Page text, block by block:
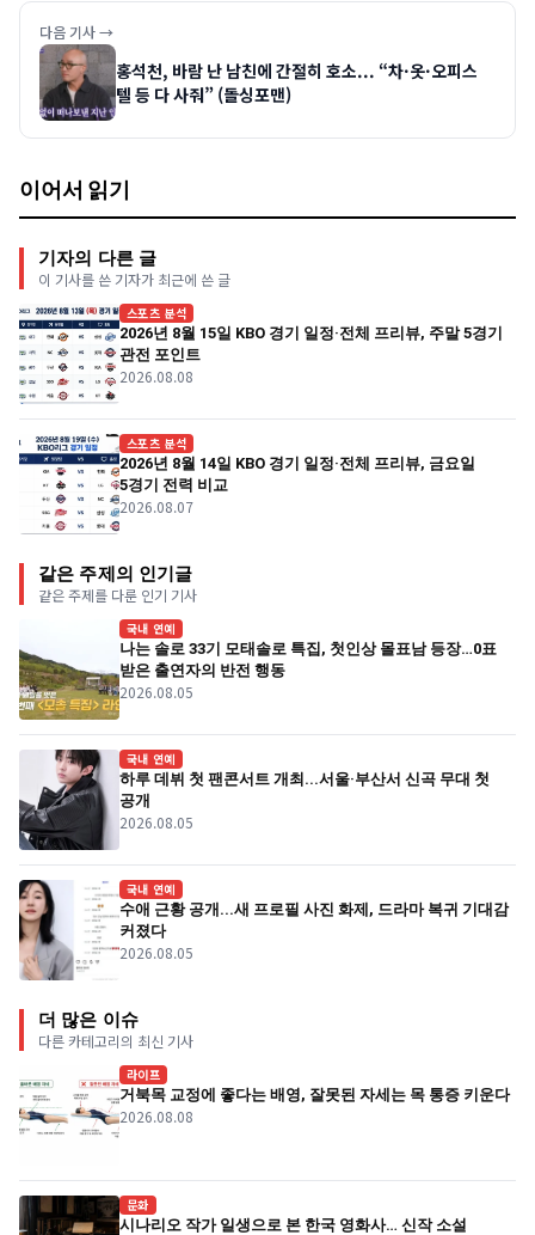
다음 기사 →
홍석천, 바람 난 남친에 간절히 호소... “차·옷·오피스
텔 등 다 사줘” (돌싱포맨)
이어서 읽기
기자의 다른 글
이 기사를 쓴 기자가 최근에 쓴 글
스포츠 분석
2026년 8월 15일 KBO 경기 일정·전체 프리뷰, 주말 5경기
관전 포인트
2026.08.08
스포츠 분석
2026년 8월 14일 KBO 경기 일정·전체 프리뷰, 금요일
5경기 전력 비교
2026.08.07
같은 주제의 인기글
같은 주제를 다룬 인기 기사
국내 연예
나는 솔로 33기 모태솔로 특집, 첫인상 몰표남 등장…0표
받은 출연자의 반전 행동
2026.08.05
국내 연예
하루 데뷔 첫 팬콘서트 개최...서울·부산서 신곡 무대 첫
공개
2026.08.05
국내 연예
수애 근황 공개...새 프로필 사진 화제, 드라마 복귀 기대감
커졌다
2026.08.05
더 많은 이슈
다른 카테고리의 최신 기사
라이프
거북목 교정에 좋다는 배영, 잘못된 자세는 목 통증 키운다
2026.08.08
문화
시나리오 작가 일생으로 본 한국 영화사… 신작 소설